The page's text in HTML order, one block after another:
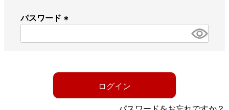
パスワード
必
ログイン